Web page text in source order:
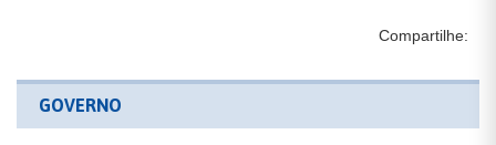
Compartilhe:
GOVERNO